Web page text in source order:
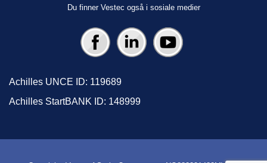
Du finner Vestec også i sosiale medier
Achilles UNCE ID: 119689
Achilles StartBANK ID: 148999